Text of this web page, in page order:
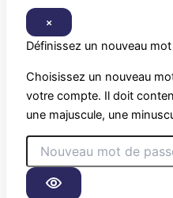
×
Définissez un nouveau
Choisissez un nouveau
votre compte. Il doit
une majuscule, une